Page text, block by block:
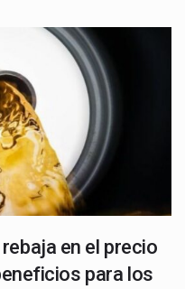
en el precio
para los